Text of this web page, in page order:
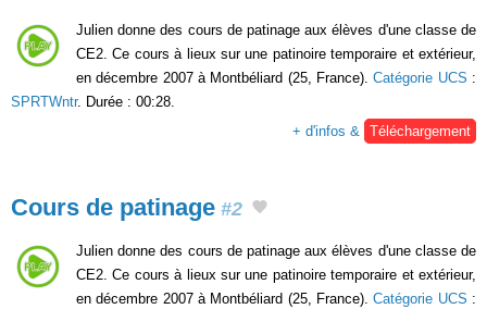
Julien donne des cours de patinage aux élèves d'une classe de
CE2. Ce cours à lieux sur une patinoire temporaire et extérieur,
en décembre 2007 à Montbéliard (25, France).Catégorie UCS :
SPRTWntr. Durée : 00:28.
+ d'infos &
Téléchargement
Cours de patinage #2
Julien donne des cours de patinage aux élèves d'une classe de
CE2. Ce cours à lieux sur une patinoire temporaire et extérieur,
en décembre 2007 à Montbéliard (25, France).Catégorie UCS :